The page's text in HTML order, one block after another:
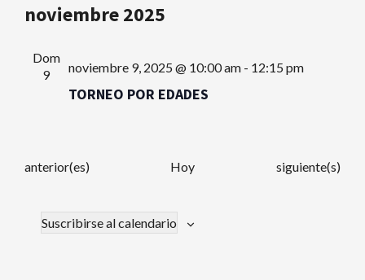
noviembre 2025
Dom
9
TORNEO POR EDADES
noviembre 9, 2025 @ 10:00 am- 12:15 pm
Eventos
anterior(es) Hoy Eventos
siguiente(s)
Suscribirse al calendario